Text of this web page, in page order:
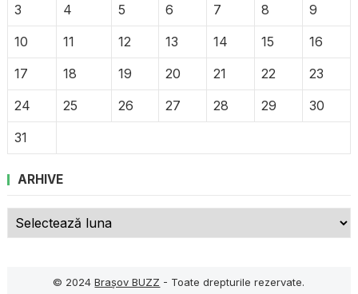
3
4 5 6 7 8
9
10
11 12 13 14 15
16
17
18 19 20 21 22
23
24
25 26 27 28 29
30
31
ARHIVE
Arhive
© 2024Brașov BUZZ - Toate drepturile rezervate.